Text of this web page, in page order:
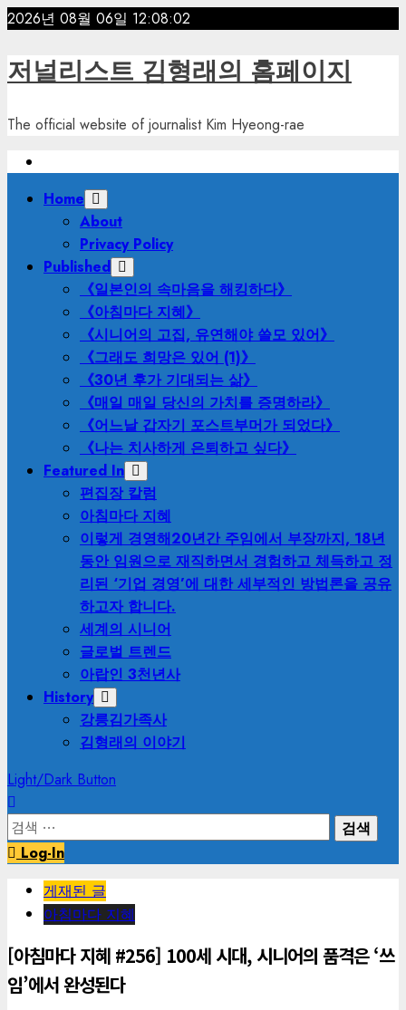
Skip
content
2026년 08월 06일 12:08:04
저널리스트 김형래의 홈페이지
The official website of journalist Kim Hyeong-rae
PrimaryHome
About
Privacy Policy
Published
《일본인의 속마음을 해킹하다》
《아침마다 지혜》
《시니어의 고집, 유연해야 쓸모 있어》
《그래도 희망은 있어 (1)》
《30년 후가 기대되는 삶》
《매일 매일 당신의 가치를 증명하라》
《어느날 갑자기 포스트부머가 되었다》
《나는 치사하게 은퇴하고 싶다》
Featured In
편집장 칼럼
아침마다 지혜
이렇게 경영해20년간 주임에서 부장까지, 18년
동안 임원으로 재직하면서 경험하고 체득하고 정
리된 ‘기업 경영’에 대한 세부적인 방법론을 공유
하고자 합니다.
세계의 시니어
글로벌 트렌드
아랍인 3천년사
History
강릉김가족사
김형래의 이야기
Light/Dark Button
검
색:Log-In
게재된 글
아침마다 지혜
[아침마다 지혜 #256] 100세 시대, 시니어의 품격은 ‘쓰
임’에서 완성된다